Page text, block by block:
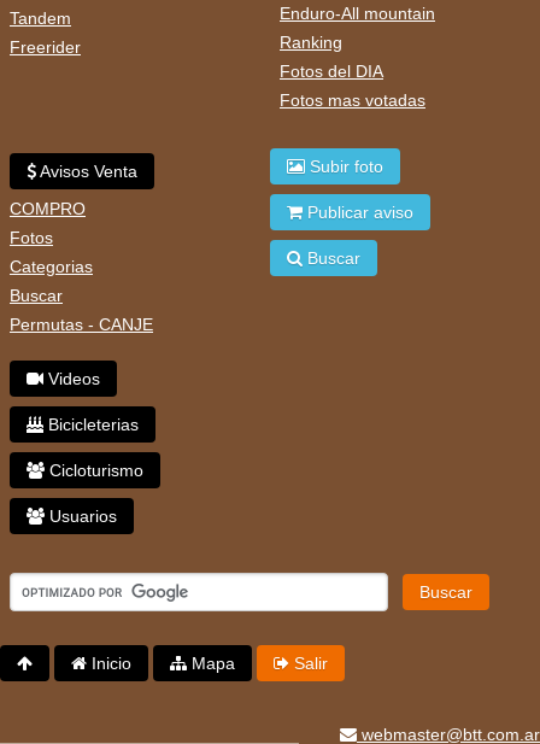
Tandem
Freerider
Enduro-All mountain
Ranking
Fotos del DIA
Fotos mas votadas
Avisos Venta
COMPRO
Fotos
Categorias
Buscar
Permutas - CANJE
Videos
Bicicleterias
Cicloturismo
Usuarios
Subir foto
Publicar aviso
Buscar
Buscar
Inicio Mapa Salir
webmaster@btt.com.ar